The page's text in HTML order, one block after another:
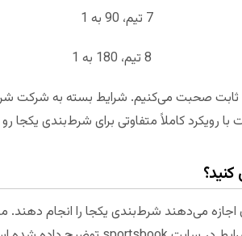
ثابت صحبت می‌کنیم. شرایط بسته به شرکت
رویکرد کاملاً متفاوتی برای شرط‌بندی یکجا
اجازه می‌دهند شرط‌بندی یکجا را انجام